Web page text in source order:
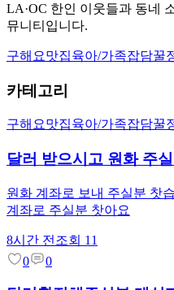
LA·OC 한인 이웃들과 동네
뮤니티입니다.
구해요맛집육아/가족잡담꿀
카테고리
구해요맛집육아/가족잡담꿀
달러 받으시고 원화 주
원화 계좌로 보내 주실분 찻
계좌로 주실분 찻아요
8시간 전 조회 11
0
0